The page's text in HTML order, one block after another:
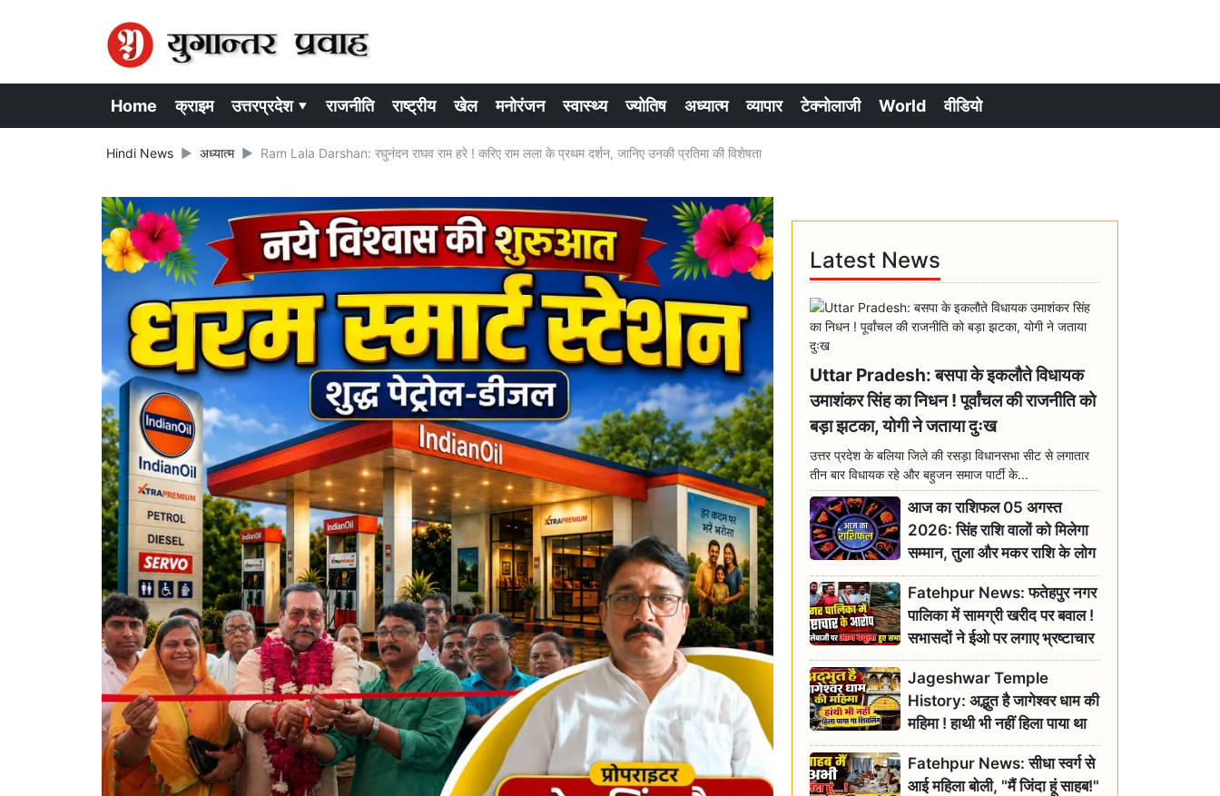
Home क्राइम उत्तरप्रदेश ▾ राजनीति राष्ट्रीय खेल मनोरंजन स्वास्थ्य ज्योतिष अध्यात्म व्यापार टेक्नोलाजी World वीडियो
Hindi News अध्यात्म Ram Lala Darshan: रघुनंदन राघव राम हरे ! करिए राम लला के प्रथम दर्शन, जानिए उनकी प्रतिमा की विशेषता
Latest News
Uttar Pradesh: बसपा के इकलौते विधायक
उमाशंकर सिंह का निधन ! पूर्वांचल की राजनीति को
बड़ा झटका, योगी ने जताया दुःख
उत्तर प्रदेश के बलिया जिले की रसड़ा विधानसभा सीट से लगातार
तीन बार विधायक रहे और बहुजन समाज पार्टी के...
आज का राशिफल 05 अगस्त
2026: सिंह राशि वालों को मिलेगा
सम्मान, तुला और मकर राशि के लोग
रहें सतर्क
Fatehpur News: फतेहपुर नगर
पालिका में सामग्री खरीद पर बवाल !
सभासदों ने ईओ पर लगाए भ्रष्टाचार
के गंभीर आरोप
Jageshwar Temple
History: अद्भुत है जागेश्वर धाम की
महिमा ! हाथी भी नहीं हिला पाया था
शिवलिंग, जानिए क्या है इसका
इतिहास
Fatehpur News: सीधा स्वर्ग से
आई महिला बोली, "मैं जिंदा हूं साहब!"